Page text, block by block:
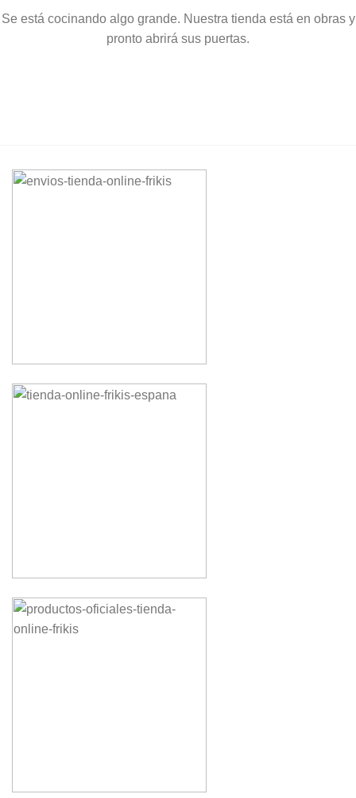
Se está cocinando algo grande. Nuestra tienda está en obras y
pronto abrirá sus puertas.